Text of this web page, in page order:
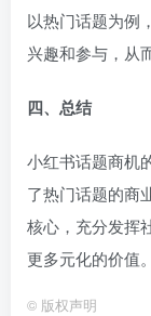
以热门话题为例
兴趣和参与，从
四、总结
小红书话题商机
了热门话题的商
核心，充分发挥
更多元化的价值。
© 版权声明